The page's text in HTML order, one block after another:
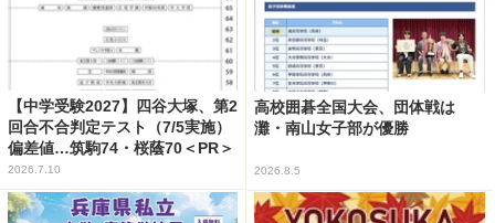
【中学受験2027】四谷大塚、第2
回合不合判定テスト（7/5実施）
偏差値…筑駒74・桜蔭70＜PR＞
2026.7.10
高校囲碁全国大会、団体戦は
灘・南山女子部が優勝
2026.8.5